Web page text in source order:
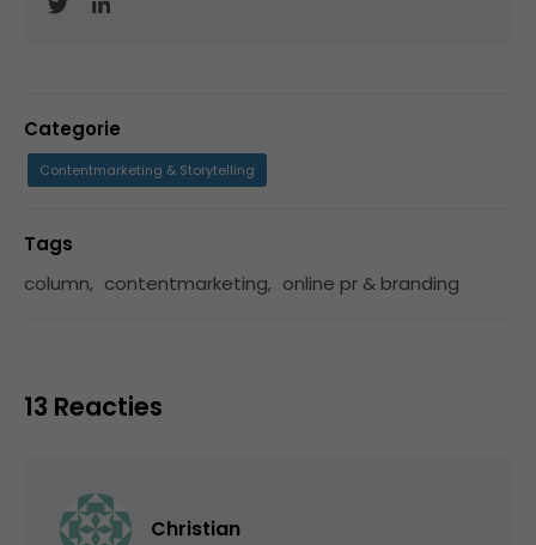
Categorie
Contentmarketing & Storytelling
Tags
column, contentmarketing, online pr & branding
13 Reacties
Christian